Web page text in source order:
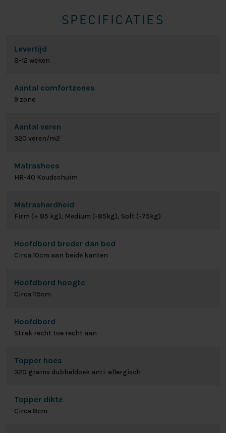
SPECIFICATIES
Levertijd
8-12 weken
Aantal comfortzones
9 zone
Aantal veren
320 veren/m2
Matrashoes
HR-40 Koudschuim
Matrashardheid
Firm (+ 85 kg), Medium (-85kg), Soft (-75kg)
Hoofdbord breder dan bed
Circa 10cm aan beide kanten
Hoofdbord hoogte
Circa 115cm
Hoofdbord
Strak recht toe recht aan
Topper hoes
320 grams dubbeldoek anti-allergisch
Topper dikte
Circa 8cm